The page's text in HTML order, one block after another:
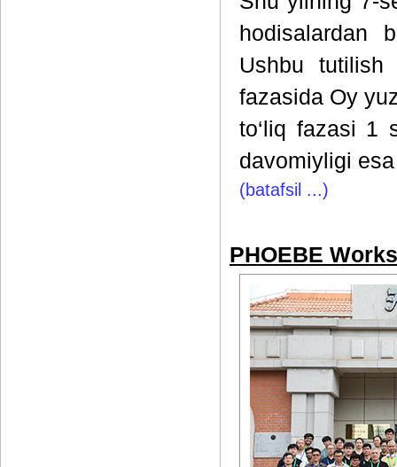
hodisalardan
Ushbu tutilish
fazasida Oy
to‘liq fazasi 1
davomiyligi
(batafsil ...)
PHOEBE